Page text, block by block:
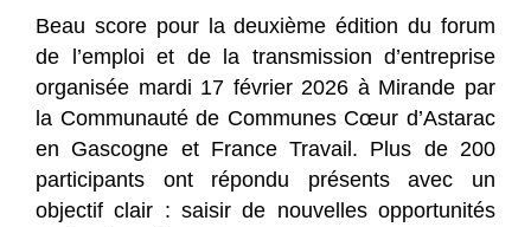
Beau score pour la deuxième édition du forum
de l’emploi et de la transmission d’entreprise
organisée mardi 17 février 2026 à Mirande par
la Communauté de Communes Cœur d’Astarac
en Gascogne et France Travail. Plus de 200
participants ont répondu présents avec un
objectif clair : saisir de nouvelles opportunités